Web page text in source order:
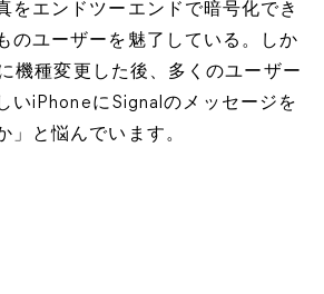
をエンドツーエンドで暗号化でき
のユーザーを魅了している。しか
機種変更した後、多くのユーザー
いiPhoneにSignalのメッセージを
」と悩んでいます。